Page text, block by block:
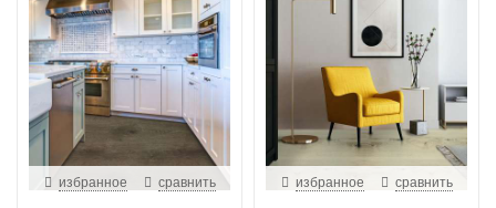
избранное сравнить избранное сравнить